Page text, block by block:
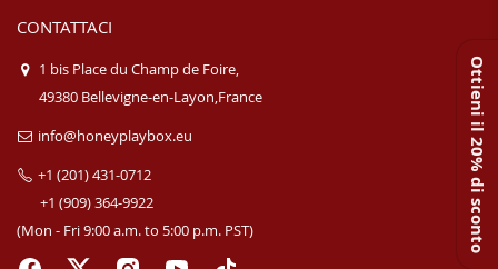
Ottieni il 20% di sconto
CONTATTACI
1 bis Place du Champ de Foire,
49380 Bellevigne-en-Layon,France
info@honeyplaybox.eu
+1 (201) 431-0712
+1 (909) 364-9922
(Mon - Fri 9:00 a.m. to 5:00 p.m. PST)